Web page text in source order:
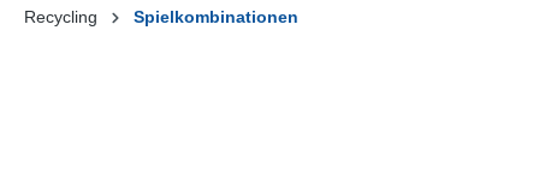
Recycling Spielkombinationen